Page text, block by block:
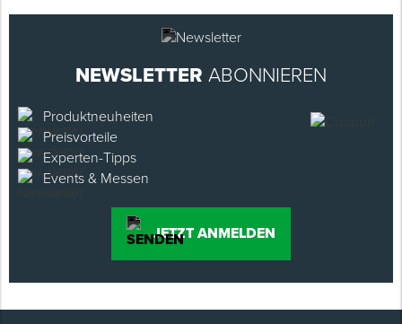
NEWSLETTER ABONNIEREN
Produktneuheiten
Preisvorteile
Experten-Tipps
Events & Messen
JETZT ANMELDEN